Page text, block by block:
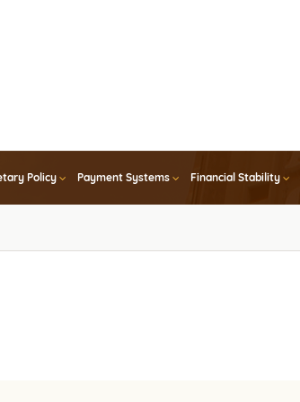
Policy Payment Systems Financial Stability